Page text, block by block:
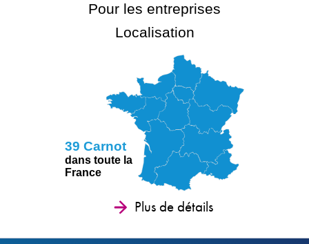
Pour les entreprises
Localisation
39 Carnot
dans toute la
France
Plus de détails